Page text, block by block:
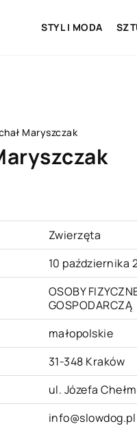
STYL I MODA
Maryszczak
Zwierzęta
10 października
OSOBY
GOSPODARCZĄ
małopolskie
31-348 Kraków
ul. Józefa
info@slowdog.pl